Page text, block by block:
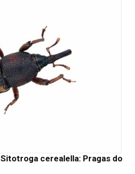
cerealella: Pragas do